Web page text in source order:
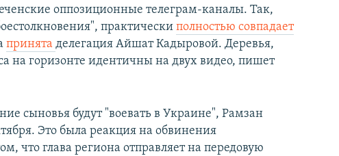
оппозиционные телеграм-каналы. Так,
практическиполностью совпадает
принятаделегация Айшат Кадыровой. Деревья,
на горизонте идентичны на двух видео, пишет
сыновья будут "воевать в Украине", Рамзан
Это была реакция на обвинения
что глава региона отправляет на передовую